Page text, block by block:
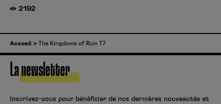
2192
Accueil The Kingdoms of Ruin T7
La newsletter
Inscrivez-vous pour bénéficier de nos dernières nouveautés et